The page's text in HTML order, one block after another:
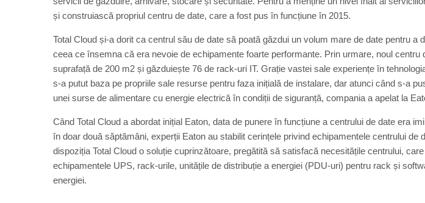
și construiască propriul centru de date, care a fost pus în funcțiune în 2015.
Total Cloud și-a dorit ca centrul său de date să poată găzdui un volum mare de date pentru a
ceea ce însemna că era nevoie de echipamente foarte performante. Prin urmare, noul centru
suprafață de 200 m2 și găzduiește 76 de rack-uri IT. Grație vastei sale experiențe în
s-a putut baza pe propriile sale resurse pentru faza inițială de instalare, dar atunci când s-a
unei surse de alimentare cu energie electrică în condiții de siguranță, compania a apelat la
Când Total Cloud a abordat inițial Eaton, data de punere în funcțiune a centrului de date era
în doar două săptămâni, experții Eaton au stabilit cerințele privind echipamentele centrului de
dispoziția Total Cloud o soluție cuprinzătoare, pregătită să satisfacă necesitățile centrului,
echipamentele UPS, rack-urile, unitățile de distribuție a energiei (PDU-uri) pentru rack și
energiei.